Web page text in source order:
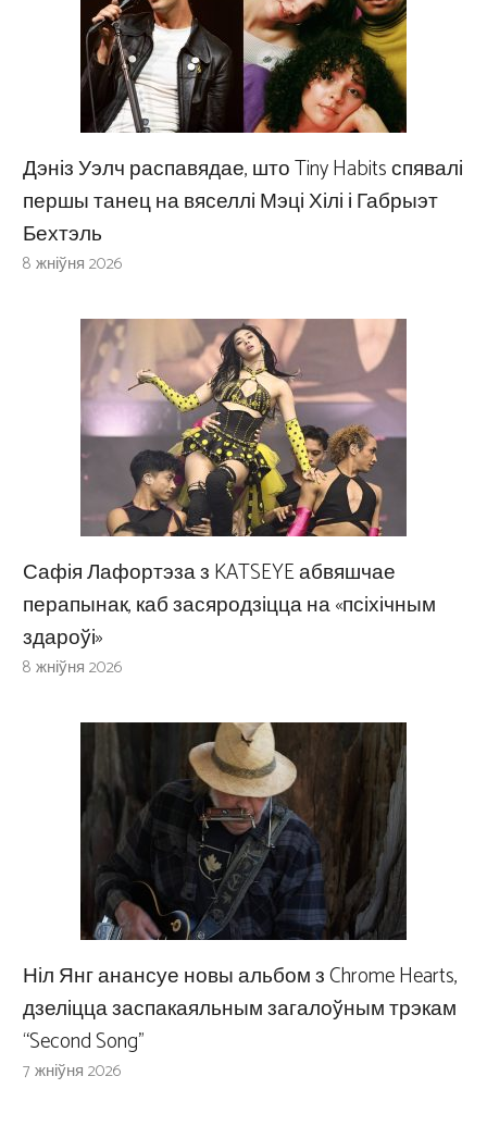
Дэніз Уэлч распавядае, што Tiny Habits спявалі
першы танец на вяселлі Мэці Хілі і Габрыэт
Бехтэль
8 жніўня 2026
Сафія Лафортэза з KATSEYE абвяшчае
перапынак, каб засяродзіцца на «псіхічным
здароўі»
8 жніўня 2026
Ніл Янг анансуе новы альбом з Chrome Hearts,
дзеліцца заспакаяльным загалоўным трэкам
“Second Song”
7 жніўня 2026